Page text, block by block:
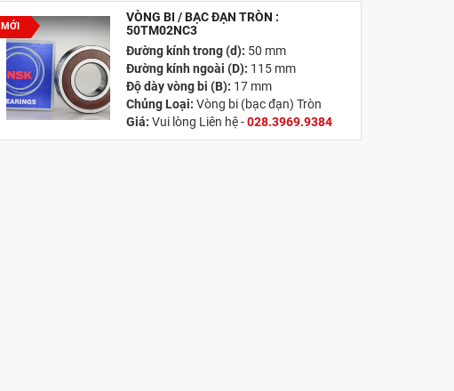
MỚI
VÒNG BI / BẠC ĐẠN TRÒN :
50TM02NC3
Đường kính trong (d): 50 mm
Đường kính ngoài (D): 115 mm
Độ dày vòng bi (B): 17 mm
Chủng Loại:Vòng bi (bạc đạn) Tròn
Giá: Vui lòng Liên hệ -028.3969.9384
Email:info@tandailongbearings.com.vn